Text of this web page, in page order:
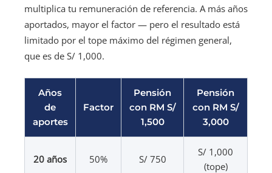
multiplica tu remuneración de referencia. A más años
aportados, mayor el factor — pero el resultado está
limitado por el tope máximo del régimen general,
que es de S/ 1,000.
Años
de
aportes
Factor
Pensión
con RM S/
1,500
Pensión
con RM S/
3,000
20 años 50% S/ 750
S/ 1,000
(tope)